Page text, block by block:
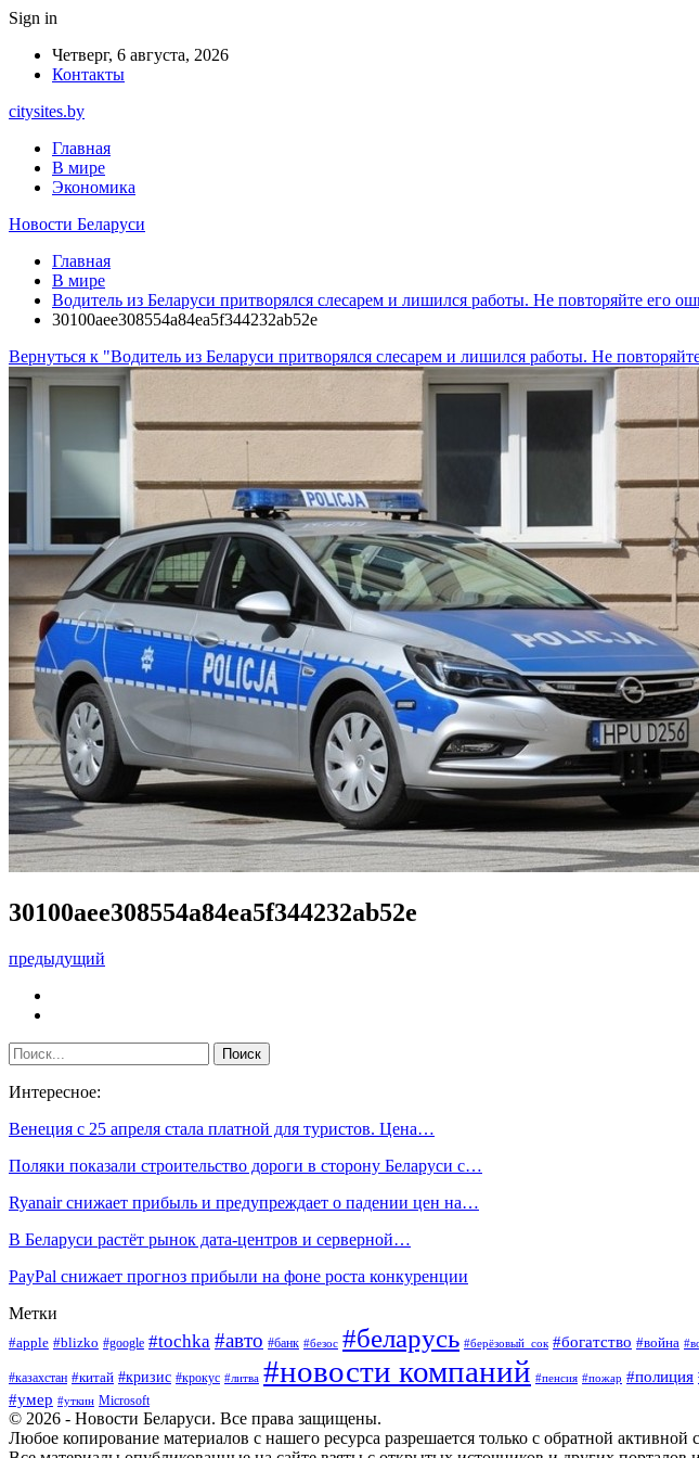
Sign in
Четверг, 6 августа, 2026
Контакты
citysites.by
Главная
В мире
Экономика
Новости Беларуси
Главная
В мире
Водитель из Беларуси притворялся слесарем и лишился работы. Не повторяйте его
30100aee308554a84ea5f344232ab52e
Вернуться к "Водитель из Беларуси притворялся слесарем и лишился работы. Не
30100aee308554a84ea5f344232ab52e
предыдущий
Интересное:
Венеция с 25 апреля стала платной для туристов. Цена…
Поляки показали строительство дороги в сторону Беларуси с…
Ryanair снижает прибыль и предупреждает о падении цен на…
В Беларуси растёт рынок дата-центров и серверной…
PayPal снижает прогноз прибыли на фоне роста конкуренции
Метки
#apple #blizko #google #tochka #авто #банк #безос #беларусь #берёзовый_сок #богатство #война
#казахстан #китай #кризис #крокус #литва #новости компаний #пенсия #пожар #полиция
#умер #уткин Microsoft
© 2026 - Новости Беларуси. Все права защищены.
Любое копирование материалов с нашего ресурса разрешается только с обратной активной